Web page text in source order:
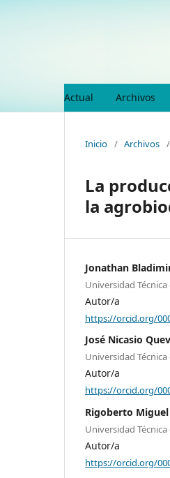
Actual Archivos
Inicio / Archivos /
La
la
Jonathan
Universidad
Autor/a
https://orcid.org/
José Nicasio
Universidad
Autor/a
https://orcid.org/
Rigoberto
Universidad
Autor/a
https://orcid.org/